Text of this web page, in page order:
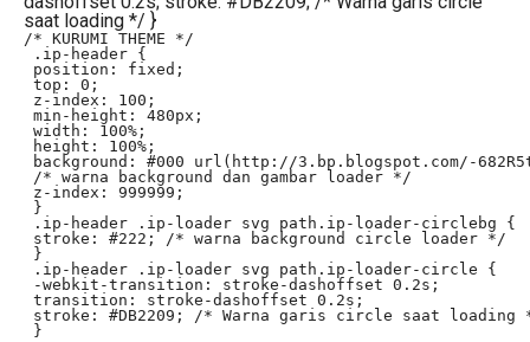
saat loading */ }
/* KURUMI THEME */
.ip-header {
position: fixed;
top: 0;
z-index: 100;
min-height: 480px;
width: 100%;
height: 100%;
background: #000 url(http://3.bp.blogspot.com/-
/* warna background dan gambar loader */
z-index: 999999;
}
.ip-header .ip-loader svg path.ip-loader-circlebg {
stroke: #222; /* warna background circle loader */
}
.ip-header .ip-loader svg path.ip-loader-circle {
-webkit-transition: stroke-dashoffset 0.2s;
transition: stroke-dashoffset 0.2s;
stroke: #DB2209; /* Warna garis circle saat loading
}